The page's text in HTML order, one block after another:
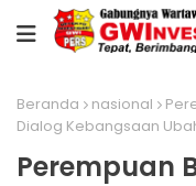
Beranda nasional
Dialog Kebangsaan
Perempuan